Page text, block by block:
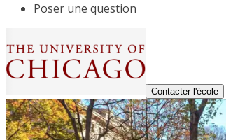
Poser une question
Contacter l'école